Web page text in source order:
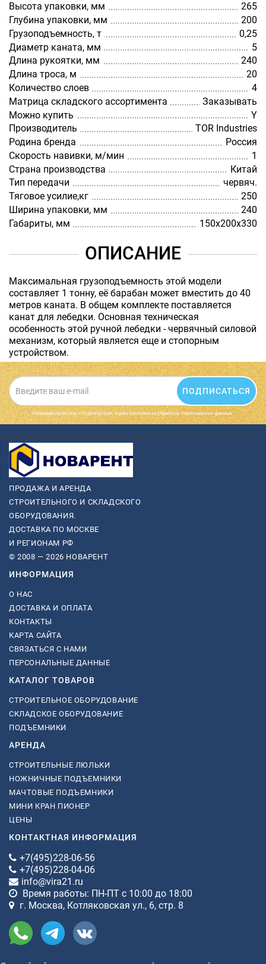
Высота упаковки, мм
265
Глубина упаковки, мм
200
Грузоподъемность, т
0,25
Диаметр каната, мм
5
Длина рукоятки, мм
240
Длина троса, м
20
Количество слоев
4
Матрица складского ассортимента
Заказывать
Можно купить
Y
Производитель
TOR Industries
Родина бренда
Россия
Скорость навивки, м/мин
1
Страна производства
Китай
Тип передачи
червяч.
Тяговое усилие,кг
250
Ширина упаковки, мм
240
Габариты, мм
150х200х330
ОПИСАНИЕ
Максимальная грузоподъемность этой модели
составляет 1 тонну, её барабан может вместить до 40
метров каната. В общем комплекте поставляется
канат для лебедки. Основная техническая
особенность этой ручной лебедки - червячный силовой
механизм, который является еще и стопорным
устройством.
ПОДПИСАТЬСЯ
Нажимая на кнопку «Подписаться», я даю cогласие на обработку персональных данных.
ПРОДАЖА И АРЕНДА
СТРОИТЕЛЬНОГО И СКЛАДСКОГО
ОБОРУДОВАНИЯ.
ДОСТАВКА ПО МОСКВЕ
И РЕГИОНАМ РФ
© 2008 — 2026 НОВАРЕНТ
ИНФОРМАЦИЯ
О НАС
ДОСТАВКА И ОПЛАТА
КОНТАКТЫ
КАРТА САЙТА
СВЯЗАТЬСЯ С НАМИ
ПЕРСОНАЛЬНЫЕ ДАННЫЕ
КАТАЛОГ ТОВАРОВ
СТРОИТЕЛЬНОЕ ОБОРУДОВАНИЕ
СКЛАДСКОЕ ОБОРУДОВАНИЕ
ПОДЪЕМНИКИ
АРЕНДА
СТРОИТЕЛЬНЫЕ ЛЮЛЬКИ
НОЖНИЧНЫЕ ПОДЪЕМНИКИ
МАЧТОВЫЕ ПОДЪЕМНИКИ
МИНИ КРАН ПИОНЕР
ЦЕНЫ
КОНТАКТНАЯ ИНФОРМАЦИЯ
+7(495)228-06-56
+7(495)228-04-06
info@vira21.ru
Время работы: ПН-ПТ с 10:00 до 18:00
г. Москва, Котляковская ул., 6, стр. 8